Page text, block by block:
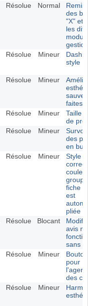
Résolue Normal
des
"X" et
les
gestion
Résolue Mineur
style
Résolue Mineur
faites
Résolue Mineur
Taille
de
Résolue Mineur
Survol
des
en
Résolue Mineur
Style
fiche
est
pliée
Résolue Blocant
avis ne
sans
Résolue Mineur
pour
des
Résolue Mineur